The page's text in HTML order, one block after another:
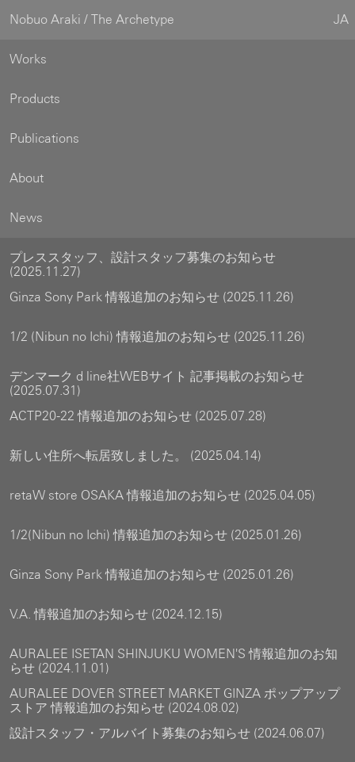
Nobuo Araki / The Archetype JA
Works
Products
Publications
About
News
プレススタッフ、設計スタッフ募集のお知らせ
(2025.11.27)
Ginza Sony Park 情報追加のお知らせ (2025.11.26)
1/2 (Nibun no Ichi) 情報追加のお知らせ (2025.11.26)
デンマーク d line社WEBサイト 記事掲載のお知らせ
(2025.07.31)
ACTP20-22 情報追加のお知らせ (2025.07.28)
新しい住所へ転居致しました。 (2025.04.14)
retaW store OSAKA 情報追加のお知らせ (2025.04.05)
1/2(Nibun no Ichi) 情報追加のお知らせ (2025.01.26)
Ginza Sony Park 情報追加のお知らせ (2025.01.26)
V.A. 情報追加のお知らせ (2024.12.15)
AURALEE ISETAN SHINJUKU WOMEN'S 情報追加のお知
らせ (2024.11.01)
AURALEE DOVER STREET MARKET GINZA ポップアップ
ストア 情報追加のお知らせ (2024.08.02)
設計スタッフ・アルバイト募集のお知らせ (2024.06.07)